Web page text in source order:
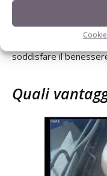
attraente, è
temperatura
invogliare i suinetti a
soddisfare il
Quali